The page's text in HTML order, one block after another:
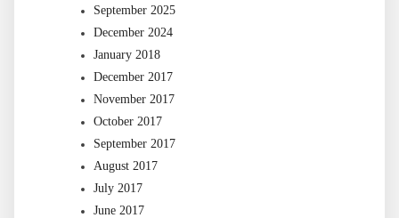
September 2025
December 2024
January 2018
December 2017
November 2017
October 2017
September 2017
August 2017
July 2017
June 2017